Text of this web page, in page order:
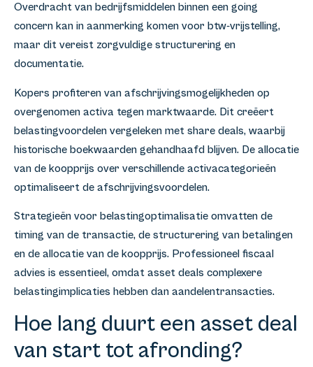
Overdracht van bedrijfsmiddelen binnen een going
concern kan in aanmerking komen voor btw-vrijstelling,
maar dit vereist zorgvuldige structurering en
documentatie.
Kopers profiteren van afschrijvingsmogelijkheden op
overgenomen activa tegen marktwaarde. Dit creëert
belastingvoordelen vergeleken met share deals, waarbij
historische boekwaarden gehandhaafd blijven. De allocatie
van de koopprijs over verschillende activacategorieën
optimaliseert de afschrijvingsvoordelen.
Strategieën voor belastingoptimalisatie omvatten de
timing van de transactie, de structurering van betalingen
en de allocatie van de koopprijs. Professioneel fiscaal
advies is essentieel, omdat asset deals complexere
belastingimplicaties hebben dan aandelentransacties.
Hoe lang duurt een asset deal
van start tot afronding?